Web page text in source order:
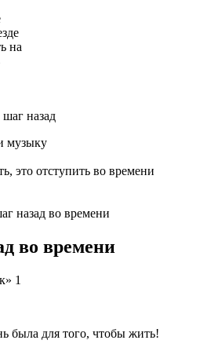
на
шаг назад
музыку
это отступить во времени
назад во времени
во времени
1
была для того, чтобы жить!